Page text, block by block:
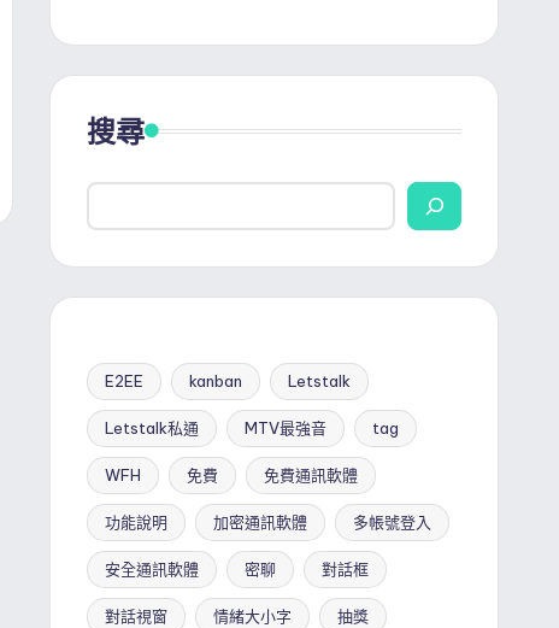
搜尋
E2EE kanban Letstalk
Letstalk私通 MTV最強音 tag
WFH 免費 免費通訊軟體
功能說明 加密通訊軟體 多帳號登入
安全通訊軟體 密聊 對話框
對話視窗 情緒大小字 抽獎